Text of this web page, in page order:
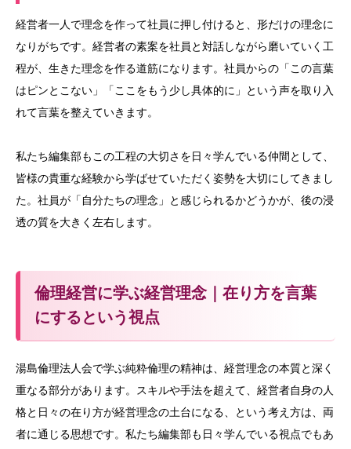
経営者一人で理念を作って社員に押し付けると、形だけの理念に
なりがちです。経営者の素案を社員と対話しながら磨いていく工
程が、生きた理念を作る道筋になります。社員からの「この言葉
はピンとこない」「ここをもう少し具体的に」という声を取り入
れて言葉を整えていきます。
私たち編集部もこの工程の大切さを日々学んでいる仲間として、
皆様の貴重な経験から学ばせていただく姿勢を大切にしてきまし
た。社員が「自分たちの理念」と感じられるかどうかが、後の浸
透の質を大きく左右します。
倫理経営に学ぶ経営理念｜在り方を言葉
にするという視点
湯島倫理法人会で学ぶ純粋倫理の精神は、経営理念の本質と深く
重なる部分があります。スキルや手法を超えて、経営者自身の人
格と日々の在り方が経営理念の土台になる、という考え方は、両
者に通じる思想です。私たち編集部も日々学んでいる視点でもあ